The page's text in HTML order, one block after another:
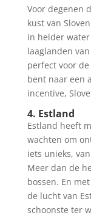
Voor degenen
kust van
in helder
laaglanden
perfect voor
bent naar een
incentive,
4. Estland
Estland heeft
wachten om
iets unieks,
Meer dan de
bossen. En
de lucht van
schoonste ter